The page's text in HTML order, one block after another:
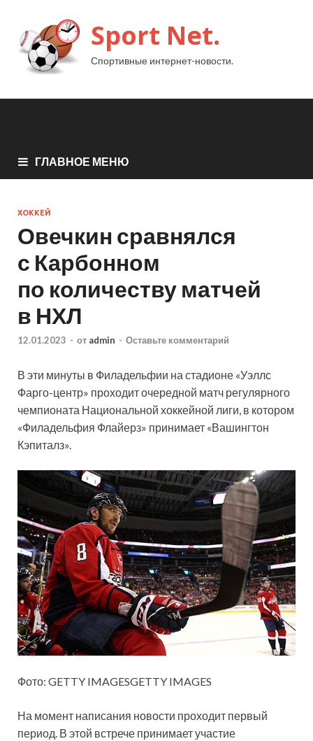
Sport Net.
Спортивные интернет-новости.
ГЛАВНОЕ МЕНЮ
ХОККЕЙ
Овечкин сравнялся
с Карбонном
по количеству матчей
в НХЛ
12.01.2023 - от admin - Оставьте комментарий
В эти минуты в Филадельфии на стадионе «Уэллс
Фарго-центр» проходит очередной матч регулярного
чемпионата Национальной хоккейной лиги, в котором
«Филадельфия Флайерз» принимает «Вашингтон
Кэпиталз».
Фото: GETTY IMAGESGETTY IMAGES
На момент написания новости проходит первый
период. В этой встрече принимает участие